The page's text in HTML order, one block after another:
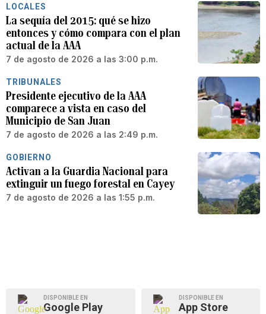
LOCALES
La sequía del 2015: qué se hizo
entonces y cómo compara con el plan
actual de la AAA
7 de agosto de 2026 a las 3:00 p.m.
TRIBUNALES
Presidente ejecutivo de la AAA
comparece a vista en caso del
Municipio de San Juan
7 de agosto de 2026 a las 2:49 p.m.
GOBIERNO
Activan a la Guardia Nacional para
extinguir un fuego forestal en Cayey
7 de agosto de 2026 a las 1:55 p.m.
DISPONIBLE EN
Google Play
DISPONIBLE EN
App Store